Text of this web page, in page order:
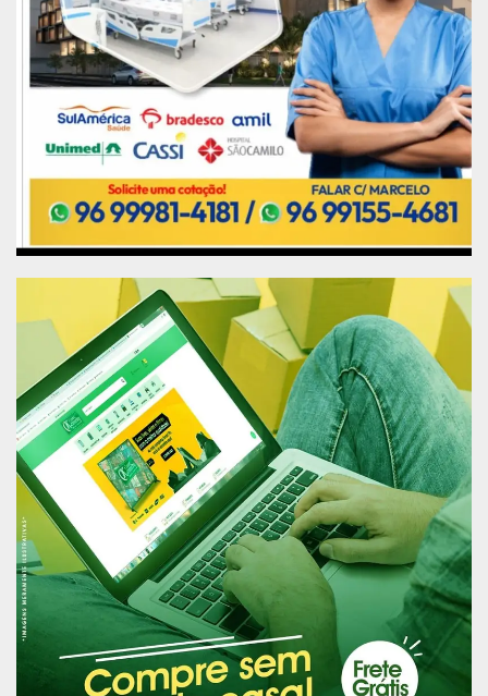
voltados para a comunidade de pescadores
12h – Almoço comunitário com pratos
típicos da culinária local
14h – Bingo, leilão, shows artísticos e
apresentação de quadrilhas juninas
22h – Baile do Pescador
Publicidade (x)